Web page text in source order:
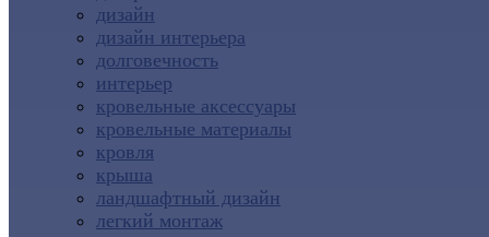
дизайн
дизайн интерьера
долговечность
интерьер
кровельные аксессуары
кровельные материалы
кровля
крыша
ландшафтный дизайн
легкий монтаж